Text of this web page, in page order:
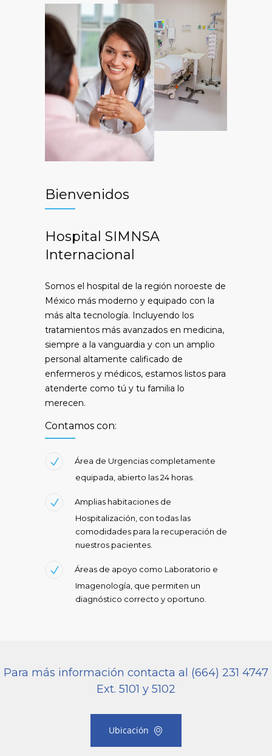
Bienvenidos
Hospital SIMNSA
Internacional
Somos el hospital de la región noroeste de
México más moderno y equipado con la
más alta tecnología. Incluyendo los
tratamientos más avanzados en medicina,
siempre a la vanguardia y con un amplio
personal altamente calificado de
enfermeros y médicos, estamos listos para
atenderte como tú y tu familia lo
merecen.
Contamos con:
Área de Urgencias completamente
equipada, abierto las 24 horas.
Amplias habitaciones de
Hospitalización, con todas las
comodidades para la recuperación de
nuestros pacientes.
Áreas de apoyo como Laboratorio e
Imagenología, que permiten un
diagnóstico correcto y oportuno.
Para más información contacta al (664) 231 4747
Ext. 5101 y 5102
Ubicación